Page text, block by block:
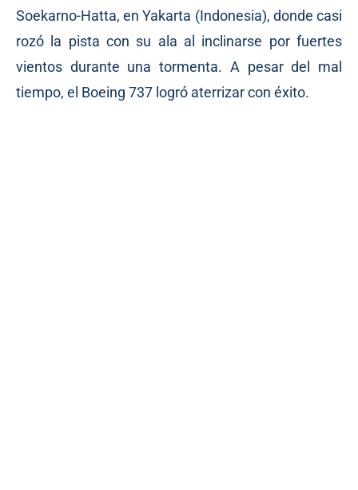
Soekarno-Hatta, en Yakarta (Indonesia), donde casi
rozó la pista con su ala al inclinarse por fuertes
vientos durante una tormenta. A pesar del mal
tiempo, el Boeing 737 logró aterrizar con éxito.